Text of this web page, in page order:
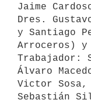
Jaime
Dres.
y Santiago
Arroceros)
Trabajador:
Álvaro
Victor
Sebastián